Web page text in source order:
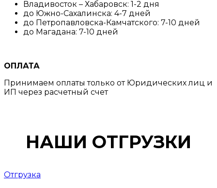
Владивосток – Хабаровск: 1-2 дня
до Южно-Сахалинска: 4-7 дней
до Петропавловска-Камчатского: 7-10 дней
до Магадана: 7-10 дней
ОПЛАТА
Принимаем оплаты только от Юридических лиц и
ИП через расчетный счет
НАШИ ОТГРУЗКИ
Отгрузка